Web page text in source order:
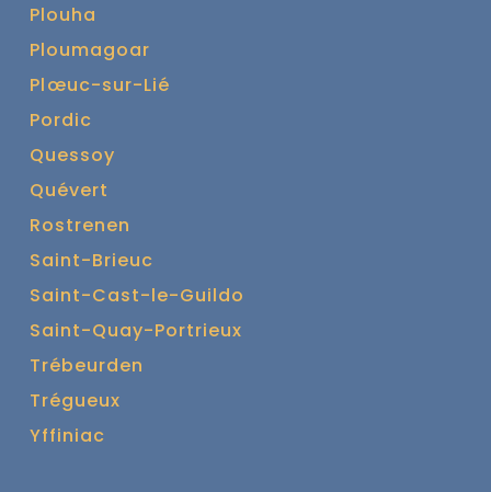
Plouha
Ploumagoar
Plœuc-sur-Lié
Pordic
Quessoy
Quévert
Rostrenen
Saint-Brieuc
Saint-Cast-le-Guildo
Saint-Quay-Portrieux
Trébeurden
Trégueux
Yffiniac